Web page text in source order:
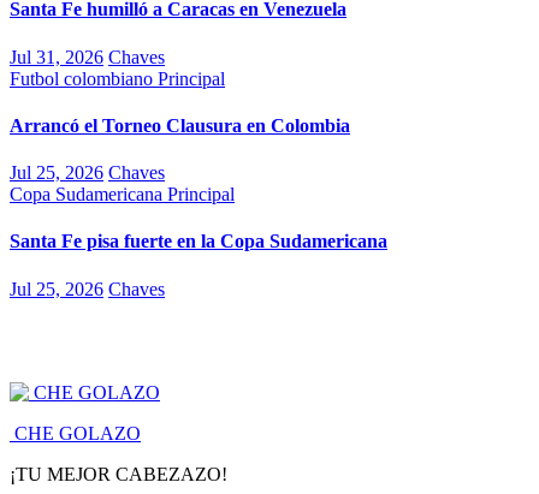
Santa Fe humilló a Caracas en Venezuela
Jul 31, 2026 Chaves
Futbol colombiano Principal
Arrancó el Torneo Clausura en Colombia
Jul 25, 2026 Chaves
Copa Sudamericana Principal
Santa Fe pisa fuerte en la Copa Sudamericana
Jul 25, 2026 Chaves
CHE GOLAZO
¡TU MEJOR CABEZAZO!